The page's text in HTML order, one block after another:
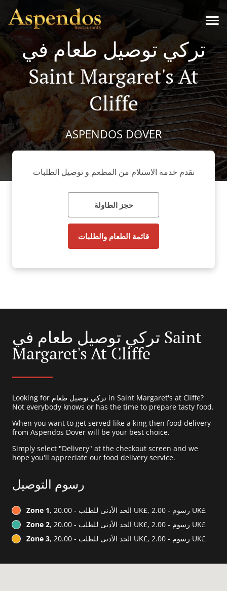
تركي توصيل طعام في
Saint Margaret's At
Cliffe
ASPENDOS DOVER
نقدم خدمة الاستلام من المطعم و توصيل الطلبات
حجز الطاولة
قائمة الطعام والطلبات
تركي توصيل طعام في Saint
Margaret's At Cliffe
Looking for تركي توصيل طعام in Saint Margaret's at Cliffe?
Not everybody knows or has the time to prepare tasty food.
When you want to get served like a king then food delivery
from Aspendos Dover will be your best choice.
Simply select "Delivery" at the checkout screen and we
hope you'll appreciate our food delivery service.
رسوم التوصيل
Zone 1
, الحد الأدنى للطلب - ‏20.00 UK£, رسوم - ‏2.00 UK£
Zone 2
, الحد الأدنى للطلب - ‏20.00 UK£, رسوم - ‏2.00 UK£
Zone 3
, الحد الأدنى للطلب - ‏20.00 UK£, رسوم - ‏2.00 UK£